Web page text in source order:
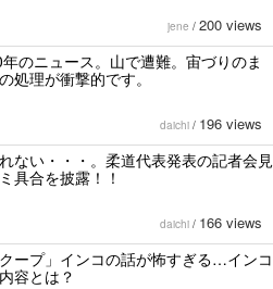
jene / 200 views
のニュース。山で遭難。宙づりのま
処理が衝撃的です。
daichi / 196 views
ない・・・。柔道代表発表の記者会見
具合を披露！！
daichi / 166 views
クープ」インコの話が怖すぎる…インコ
容とは？